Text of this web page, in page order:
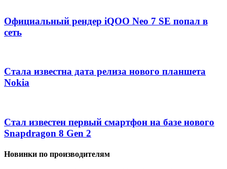
Официальный рендер iQOO Neo 7 SE попал в
сеть
Стала известна дата релиза нового планшета
Nokia
Стал известен первый смартфон на базе нового
Snapdragon 8 Gen 2
Новинки по производителям